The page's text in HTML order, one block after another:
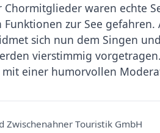
Chormitglieder waren echte
Funktionen zur See
sich nun dem Singen
vierstimmig vorgetragen.
mit einer humorvollen
Zwischenahner Touristik GmbH